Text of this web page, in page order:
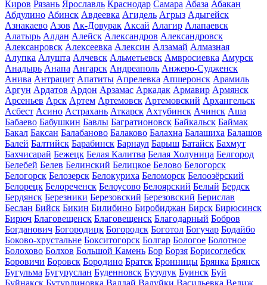
Киров Рязань Ярославль Краснодар Самара Абаза Абакан
Абдулино Абинск Авдеевка Агидель Агрыз Адыгейск
Азнакаево Азов Ак-Довурак Аксай Алагир Алапаевск
Алатырь Алдан Алейск Александров Александровск
Алексанровск Алексеевка Алексин Алзамай Алмазная
Алупка Алушта Алчевск Альметьевск Амвросиевка Амурск
Анадырь Анапа Ангарск Андреаполь Анжеро-Судженск
Анива Антрацит Апатиты Апрелевка Апшеронск Арамиль
Аргун Ардатов Ардон Арзамас Аркадак Армавир Армянск
Арсеньев Арск Артем Артемовск Артемовский Архангельск
Асбест Асино Астрахань Аткарск Ахтубинск Ачинск Аша
Бабаево Бабушкин Бавлы Багратионовск Байкальск Баймак
Бакал Баксан Балабаново Балаково Балахна Балашиха Балашов
Балей Балтийск Барабинск Барнаул Барыш Батайск Бахмут
Бахчисарай Бежецк Белая Калитва Белая Холуница Белгород
Белебей Белев Белинский Белицкое Белово Белогорск
Белогорск Белозерск Белокуриха Беломорск Белоозёрский
Белорецк Белореченск Белоусово Белоярский Белый Бердск
Бердянск Березники Березовский Березовский Берислав
Беслан Бийск Бикин Билибино Биробиджан Бирск Бирюсинск
Бирюч Благовещенск Благовещенск Благодарный Бобров
Богданович Богородицк Богородск Боготол Богучар Бодайбо
Боково-хрустальне Бокситогорск Болгар Бологое Болотное
Болохово Болхов Большой Камень Бор Борзя Борисоглебск
Боровичи Боровск Бородино Братск Бронницы Брянка Брянск
Бугульма Бугуруслан Буденновск Бузулук Буинск Буй
Буйнакск Бутурлиновка Валдай Валуйки Васильевка Велиж